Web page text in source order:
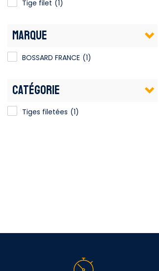
Tige filet (1)
MARQUE
BOSSARD FRANCE (1)
CATÉGORIE
Tiges filetées (1)